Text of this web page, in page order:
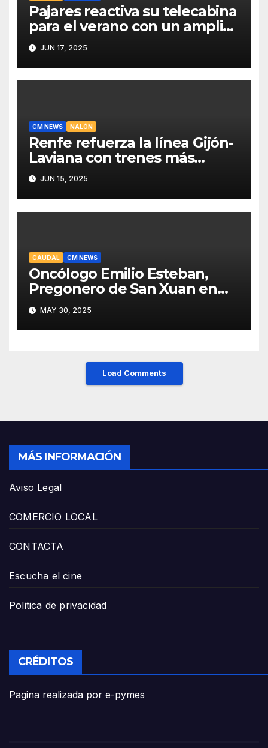
Pajares reactiva su telecabina
para el verano con un amplio
programa de actividades
JUN 17, 2025
CM NEWS NALÓN
Renfe refuerza la línea Gijón-
Laviana con trenes más
fiables y mejor servicio para
recuperar viajeros
JUN 15, 2025
CAUDAL CM NEWS
Oncólogo Emilio Esteban,
Pregonero de San Xuan en
Mieres: Un Honor para Turón
y el HUCA
MAY 30, 2025
Load Comments
MÁS INFORMACIÓN
Aviso Legal
COMERCIO LOCAL
CONTACTA
Escucha el cine
Politica de privacidad
CRÉDITOS
Pagina realizada por e-pymes